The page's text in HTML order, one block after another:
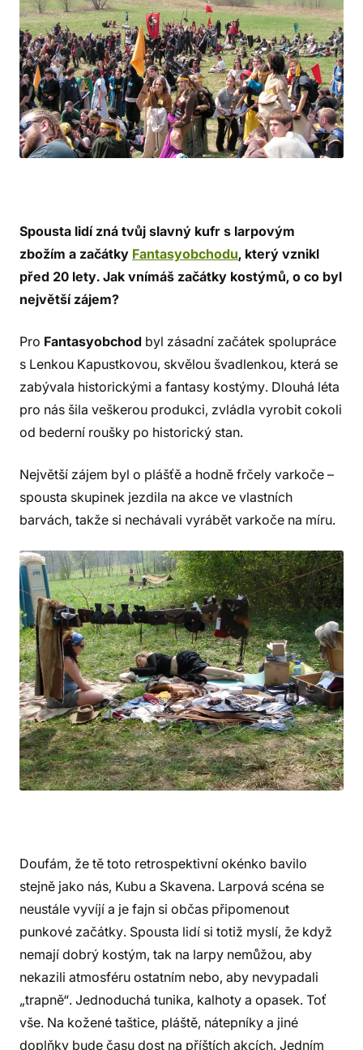
Spousta lidí zná tvůj slavný kufr s larpovým
zbožím a začátky Fantasyobchodu, který vznikl
před 20 lety. Jak vnímáš začátky kostýmů, o co byl
největší zájem?
Pro Fantasyobchod byl zásadní začátek spolupráce
s Lenkou Kapustkovou, skvělou švadlenkou, která se
zabývala historickými a fantasy kostýmy. Dlouhá léta
pro nás šila veškerou produkci, zvládla vyrobit cokoli
od bederní roušky po historický stan.
Největší zájem byl o plášťě a hodně frčely varkoče –
spousta skupinek jezdila na akce ve vlastních
barvách, takže si nechávali vyrábět varkoče na míru.
Doufám, že tě toto retrospektivní okénko bavilo
stejně jako nás, Kubu a Skavena. Larpová scéna se
neustále vyvíjí a je fajn si občas připomenout
punkové začátky. Spousta lidí si totiž myslí, že když
nemají dobrý kostým, tak na larpy nemůžou, aby
nekazili atmosféru ostatním nebo, aby nevypadali
„trapně“. Jednoduchá tunika, kalhoty a opasek. Toť
vše. Na kožené taštice, pláště, nátepníky a jiné
doplňky bude času dost na příštích akcích. Jedním